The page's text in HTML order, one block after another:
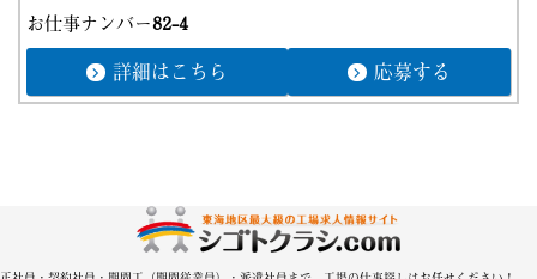
お仕事ナンバー82-4
詳細はこちら 応募する